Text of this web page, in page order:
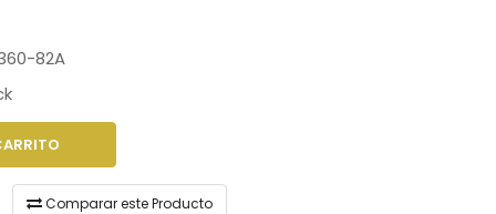
82A
Comparar este Producto